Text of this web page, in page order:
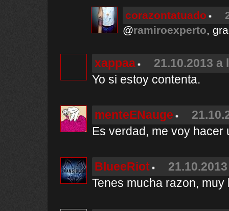
corazontatuado
@ramiroexperto,
xappaa
21.10.2013 a
Yo si estoy contenta.
menteENauge
Es verdad, me voy hacer
BlueeRiot
Tenes mucha razon, muy